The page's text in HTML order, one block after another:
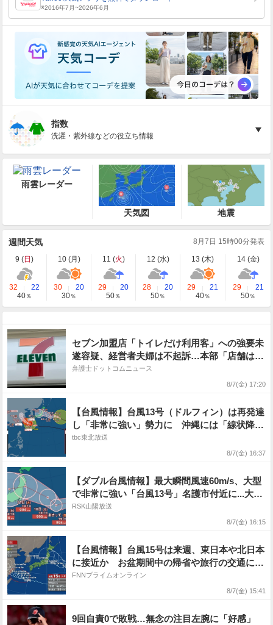
指数
洗濯・紫外線などの役立ち情報
雨雲レーダー
天気図 地震
週間天気 8月7日 15時00分発表
9 (日 ) 10 (月 ) 11 (火) 12 (水) 13 (木) 14 (金)
32
22
40％
30
20
30％
29
20
50％
28
20
50％
29
21
40％
29
21
50％
セブン加盟店「トイレだけ利用客」への強要未
遂容疑、経営者夫婦は不起訴…本部「店舗は一
時休業している」
弁護士ドットコムニュース
8/7(金) 17:20
【台風情報】台風13号（ドルフィン）は再発達
し「非常に強い」勢力に 沖縄には「線状降水
帯直前予測」 台風15号（チャンホン）は11日
頃に関東〜東北の太平洋側に上陸か【雨風シミ
tbc東北放送
8/7(金) 16:37
【ダブル台風情報】最大瞬間風速60m/s、大型
で非常に強い「台風13号」名護市付近に...大型
「台風15号」東日本直撃か...お盆への影響は?
18日（火）までの雨・風シミュレーションを確
RSK山陽放送
8/7(金) 16:15
【台風情報】台風15号は来週、東日本や北日本
に接近か お盆期間中の帰省や旅行の交通に影
響がでるおそれ 進路予想にはまだ幅があり動
FNNプライムオンライン
8/7(金) 15:41
9回自責0で敗戦…無念の注目左腕に「好感」